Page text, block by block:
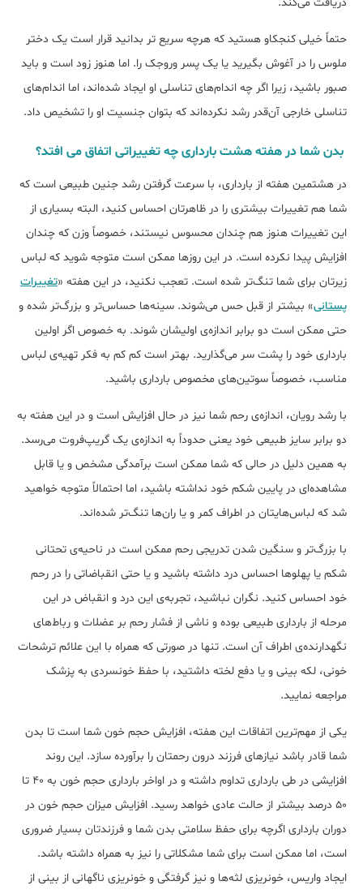
دریافت می‌کند.
حتماً خیلی کنجکاو هستید که هرچه سریع تر بدانید قرار است یک دختر
ملوس را در آغوش بگیرید یا یک پسر وروجک را. اما هنوز زود است و باید
صبور باشید، زیرا اگر چه اندام‌های تناسلی او ایجاد شده‌اند، اما اندام‌های
تناسلی خارجی آن‌قدر رشد نكرده‌اند كه بتوان جنسیت او را تشخیص داد.
بدن شما در هفته هشت بارداری چه تغییراتی اتفاق می افتد؟
در هشتمین هفته از بارداری، با سرعت گرفتن رشد جنین طبیعی است که
شما هم تغییرات بیشتری را در ظاهرتان احساس کنید، البته بسیاری از
این تغییرات هنوز هم چندان محسوس نیستند، خصوصاً وزن که چندان
افزایش پیدا نکرده است. در این روزها ممکن است متوجه شوید که لباس
زیرتان برای شما تنگ‌تر شده است. تعجب نکنید، در این هفته «تغییرات
پستانی» بیشتر از قبل حس می‌شوند. سینه‌ها حساس‌تر و بزرگ‌تر شده و
حتی ممکن است دو برابر اندازه‌ی اولیشان شوند. به خصوص اگر اولین
بارداری خود را پشت سر می‌گذارید. بهتر است کم کم به فکر تهیه‌ی لباس‌
مناسب، خصوصاً سوتین‌های مخصوص بارداری باشید.
با رشد رویان، اندازه‌ی رحم شما نیز در حال افزایش است و در این هفته به
دو برابر سایز طبیعی خود یعنی حدوداً به اندازه‌ی یک گریپ‌فروت می‌رسد.
به همین دلیل در حالی که شما ممکن است برآمدگی مشخص و یا قابل
مشاهده‌ای در پایین شکم خود نداشته باشید، اما احتمالاً متوجه خواهید
شد که لباس‌هایتان در اطراف کمر و یا ران‌ها تنگ‌تر شده‌اند.
با بزرگ‌تر و سنگین شدن تدریجی رحم ممکن است در ناحیه‌ی تحتانی
شکم یا پهلوها احساس درد داشته باشید و یا حتی انقباضاتی را در رحم
خود احساس کنید. نگران نباشید، تجربه‌ی این درد و انقباض در این
مرحله از بارداری طبیعی بوده و ناشی از فشار رحم بر عضلات و رباط‌های
نگهدارنده‌ی اطراف آن است. تنها در صورتی که همراه با این علائم ترشحات
خونی، لکه بینی و یا دفع لخته داشتید، با حفظ خونسردی به پزشک
مراجعه نمایید.
یکی از مهم‌ترین اتفاقات این هفته، افزایش حجم خون شما است تا بدن
شما قادر باشد نیازهای فرزند درون رحمتان را برآورده سازد. این روند
افزایشی در طی بارداری تداوم داشته و در اواخر بارداری حجم خون به 40 تا
50 درصد بیشتر از حالت عادی خواهد رسید. افزایش میزان حجم خون در
دوران بارداری اگرچه برای حفظ سلامتی بدن شما و فرزندتان بسیار ضروری
است، اما ممکن است برای شما مشکلاتی را نیز به همراه داشته باشد.
ایجاد واریس، خونریزی لثه‌ها و نیز گرفتگی و خونریزی ناگهانی از بینی از